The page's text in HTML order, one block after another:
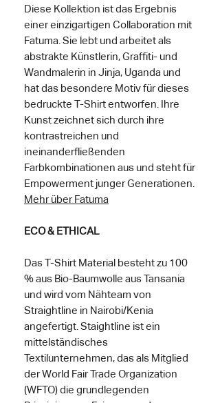
Diese Kollektion ist das Ergebnis
einer einzigartigen Collaboration mit
Fatuma. Sie lebt und arbeitet als
abstrakte Künstlerin, Graffiti- und
Wandmalerin in Jinja, Uganda und
hat das besondere Motiv für dieses
bedruckte T-Shirt entworfen. Ihre
Kunst zeichnet sich durch ihre
kontrastreichen und
ineinanderfließenden
Farbkombinationen aus und steht für
Empowerment junger Generationen.
Mehr über Fatuma
ECO & ETHICAL
Das T-Shirt Material besteht zu 100
% aus Bio-Baumwolle aus Tansania
und wird vom Nähteam von
Straightline in Nairobi/Kenia
angefertigt. Staightline ist ein
mittelständisches
Textilunternehmen, das als Mitglied
der World Fair Trade Organization
(WFTO) die grundlegenden